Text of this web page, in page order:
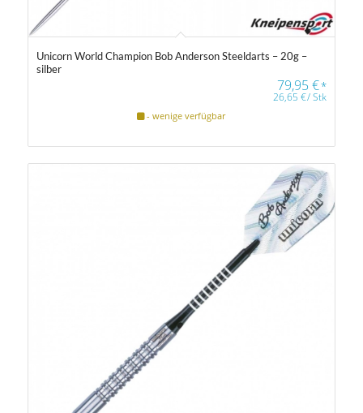
Unicorn World Champion Bob Anderson Steeldarts – 20g –
silber
79,95€*
26,65€/Stk
- wenige verfügbar